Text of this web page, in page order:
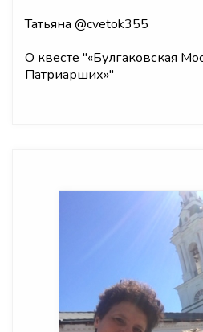
Татьяна @cvetok355
О квесте "«Булгаковская
Патриарших»"